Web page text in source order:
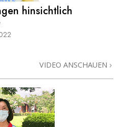
hinsichtlich
VIDEO ANSCHAUEN